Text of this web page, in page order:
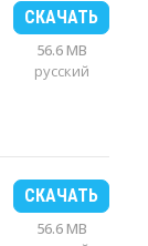
СКАЧАТЬ
56.6 MB
русский
СКАЧАТЬ
56.6 MB